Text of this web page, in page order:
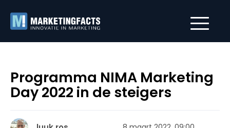
Programma NIMA Marketing
Day 2022 in de steigers